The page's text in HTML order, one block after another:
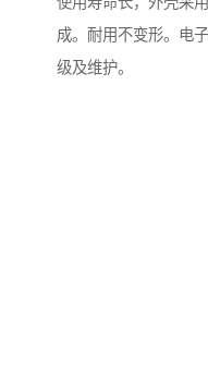
成。耐用不变形。电
级及维护。